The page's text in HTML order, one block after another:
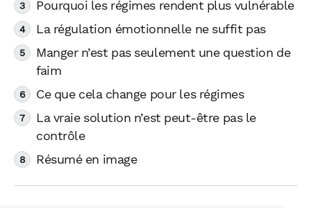
Pourquoi les régimes rendent plus vulnérable
La régulation émotionnelle ne suffit pas
Manger n’est pas seulement une question de
faim
Ce que cela change pour les régimes
La vraie solution n’est peut-être pas le
contrôle
Résumé en image